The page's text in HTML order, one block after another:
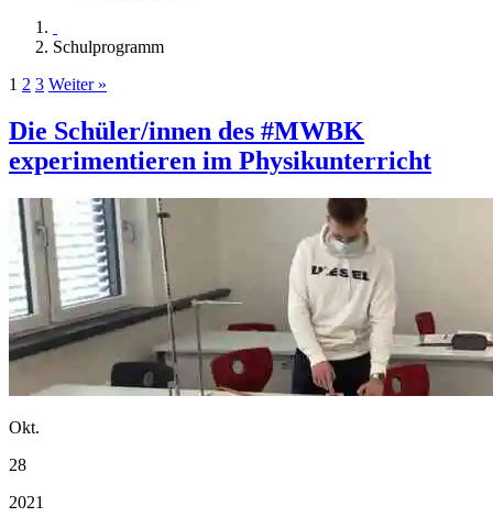
Schulprogramm
1 2 3 Weiter »
Die Schüler/innen des #MWBK
experimentieren im Physikunterricht
Okt.
28
2021